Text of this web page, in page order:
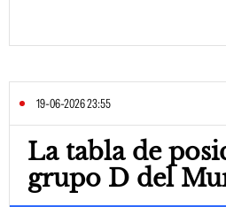
19-06-2026 23:55
La tabla de
grupo D del